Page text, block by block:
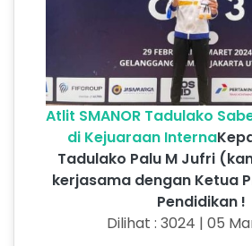
Atlit SMANOR Tadulako
di Kejuaraan Interna
Tadulako Palu M Jufri
kerjasama dengan Ketua
Pendidikan !
Dilihat : 3024 | 05